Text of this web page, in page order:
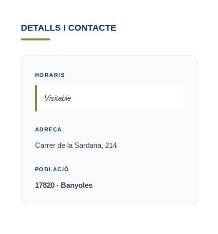
DETALLS I CONTACTE
HORARIS
Visitable
ADREÇA
Carrer de la Sardana, 214
POBLACIÓ
17820 · Banyoles